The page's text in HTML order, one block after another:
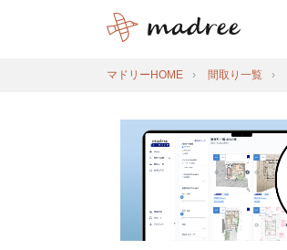
マドリーHOME 間取り一覧